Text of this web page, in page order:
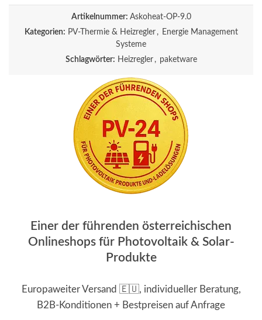
Artikelnummer: Askoheat-OP-9.0
Kategorien: PV-Thermie & Heizregler ,
Energie Management
Systeme
Schlagwörter: Heizregler , paketware
Einer der führenden österreichischen
Onlineshops für Photovoltaik & Solar-
Produkte
Europaweiter Versand 🇪🇺, individueller Beratung,
B2B-Konditionen + Bestpreisen auf Anfrage